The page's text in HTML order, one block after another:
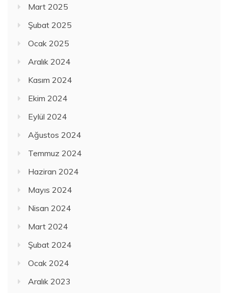
Mart 2025
Şubat 2025
Ocak 2025
Aralık 2024
Kasım 2024
Ekim 2024
Eylül 2024
Ağustos 2024
Temmuz 2024
Haziran 2024
Mayıs 2024
Nisan 2024
Mart 2024
Şubat 2024
Ocak 2024
Aralık 2023